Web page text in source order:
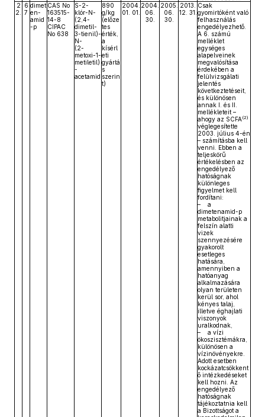
2
2.
6
7
dimet
en-
amid
-p
CAS No
163515-
14-8
CIPAC
No 638
S-2-
klór-N-
(2,4-
dimetil-
3-tienil)-
N-
(2-
metoxi-1-
metiletil)
-
acetamid
890
g/kg
(előze
tes
érték,
a
kísérl
eti
gyártá
s
szerin
t)
2004.
01. 01.
2004.
06.
30.
2005.
06.
30.
2013.
12. 31.
Csak
gyomirtóként való
felhasználás
engedélyezhető.
A 6. számú
melléklet
egységes
alapelveinek
megvalósítása
érdekében a
felülvizsgálati
jelentés
következtetéseit,
és különösen
annak I. és II.
mellékleteit –
ahogy az SCFA(2)
véglegesítette
2003. július 4-én
– számításba kell
venni. Ebben a
teljeskörű
értékelésben az
engedélyező
hatóságnak
különleges
figyelmet kell
fordítani:
– a
dimetenamid-p
metabolitjainak a
felszín alatti
vizek
szennyezésére
gyakorolt
esetleges
hatására,
amennyiben a
hatóanyag
alkalmazására
olyan területen
kerül sor, ahol
kényes talaj,
illetve éghajlati
viszonyok
uralkodnak,
– a vízi
ökoszisztémákra,
különösen a
vízinövényekre.
Adott esetben
kockázatcsökkent
ő intézkedéseket
kell hozni. Az
engedélyező
hatóságnak
tájékoztatnia kell
a Bizottságot a